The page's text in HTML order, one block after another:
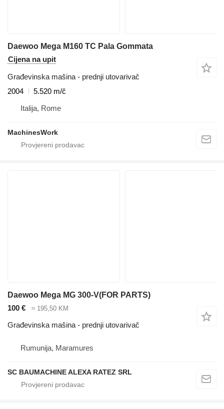
Daewoo Mega M160 TC Pala Gommata
Cijena na upit
Građevinska mašina - prednji utovarivač
2004
5.520 m/č
Italija, Rome
MachinesWork
Daewoo Mega MG 300-V(FOR PARTS)
100 €
≈ 195,50 KM
Građevinska mašina - prednji utovarivač
Rumunija, Maramures
SC BAUMACHINE ALEXA RATEZ SRL